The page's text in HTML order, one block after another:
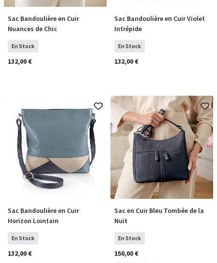
COMMANDER
Sac Bandoulière en Cuir
Nuances de Chic
En Stock
132,00 €
COMMANDER
Sac Bandoulière en Cuir Violet
Intrépide
En Stock
132,00 €
COMMANDER
Sac Bandoulière en Cuir
Horizon Lointain
En Stock
132,00 €
COMMANDER
Sac en Cuir Bleu Tombée de la
Nuit
En Stock
150,00 €